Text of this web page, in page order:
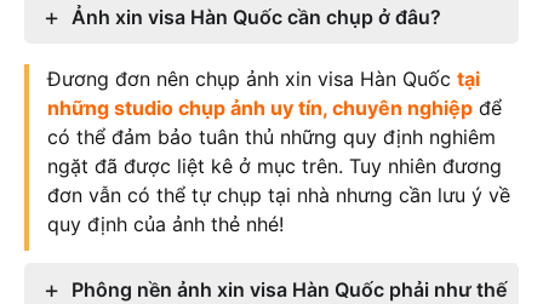
Ảnh xin visa Hàn Quốc cần chụp ở đâu?
Đương đơn nên chụp ảnh xin visa Hàn Quốc tại
những studio chụp ảnh uy tín, chuyên nghiệp để
có thể đảm bảo tuân thủ những quy định nghiêm
ngặt đã được liệt kê ở mục trên. Tuy nhiên đương
đơn vẫn có thể tự chụp tại nhà nhưng cần lưu ý về
quy định của ảnh thẻ nhé!
Phông nền ảnh xin visa Hàn Quốc phải như thế